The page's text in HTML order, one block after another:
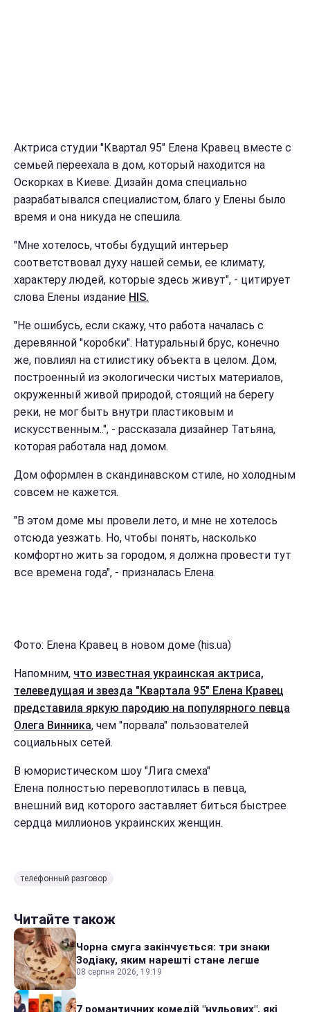
Актриса студии "Квартал 95" Елена Кравец вместе с
семьей переехала в дом, который находится на
Оскорках в Киеве. Дизайн дома специально
разрабатывался специалистом, благо у Елены было
время и она никуда не спешила.
"Мне хотелось, чтобы будущий интерьер
соответствовал духу нашей семьи, ее климату,
характеру людей, которые здесь живут", - цитирует
слова Елены издание HIS.
"Не ошибусь, если скажу, что работа началась с
деревянной "коробки". Натуральный брус, конечно
же, повлиял на стилистику объекта в целом. Дом,
построенный из экологически чистых материалов,
окруженный живой природой, стоящий на берегу
реки, не мог быть внутри пластиковым и
искусственным..", - рассказала дизайнер Татьяна,
которая работала над домом.
Дом оформлен в скандинавском стиле, но холодным
совсем не кажется.
"В этом доме мы провели лето, и мне не хотелось
отсюда уезжать. Но, чтобы понять, насколько
комфортно жить за городом, я должна провести тут
все времена года", - призналась Елена.
Фото: Елена Кравец в новом доме (his.ua)
Напомним, что известная украинская актриса,
телеведущая и звезда "Квартала 95" Елена Кравец
представила яркую пародию на популярного певца
Олега Винника, чем "порвала" пользователей
социальных сетей.
В юмористическом шоу "Лига смеха"
Елена полностью перевоплотилась в певца,
внешний вид которого заставляет биться быстрее
сердца миллионов украинских женщин.
телефонный разговор
Читайте також
Чорна смуга закінчується: три знаки
Зодіаку, яким нарешті стане легше
08 серпня 2026, 19:19
7 романтичних комедій "нульових", які